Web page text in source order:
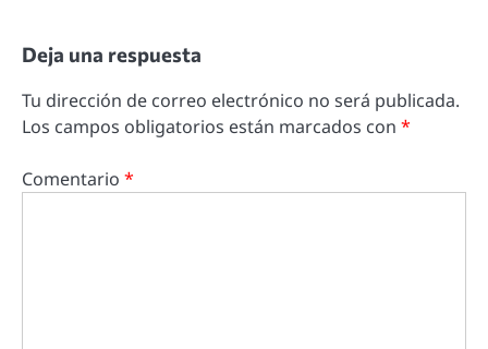
Deja una respuesta
Tu dirección de correo electrónico no será publicada.
Los campos obligatorios están marcados con *
Comentario *